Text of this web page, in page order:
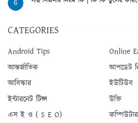
6
CATEGORIES
Android Tips
Online
আন্তর্জাতিক
আপডেট
আবিস্কার
ইউটিউব
ইন্টারনেট টিপ্স
উক্তি
এস ই ও ( S E O)